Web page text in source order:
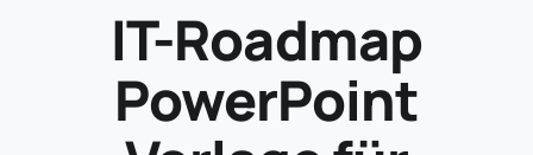
IT-Roadmap
PowerPoint